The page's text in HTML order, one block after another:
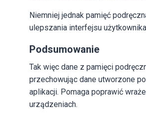
Niemniej jednak pamięć
ulepszania interfejsu
Podsumowanie
Tak więc dane z pamięci
przechowując dane utworzone
aplikacji. Pomaga poprawić
urządzeniach.